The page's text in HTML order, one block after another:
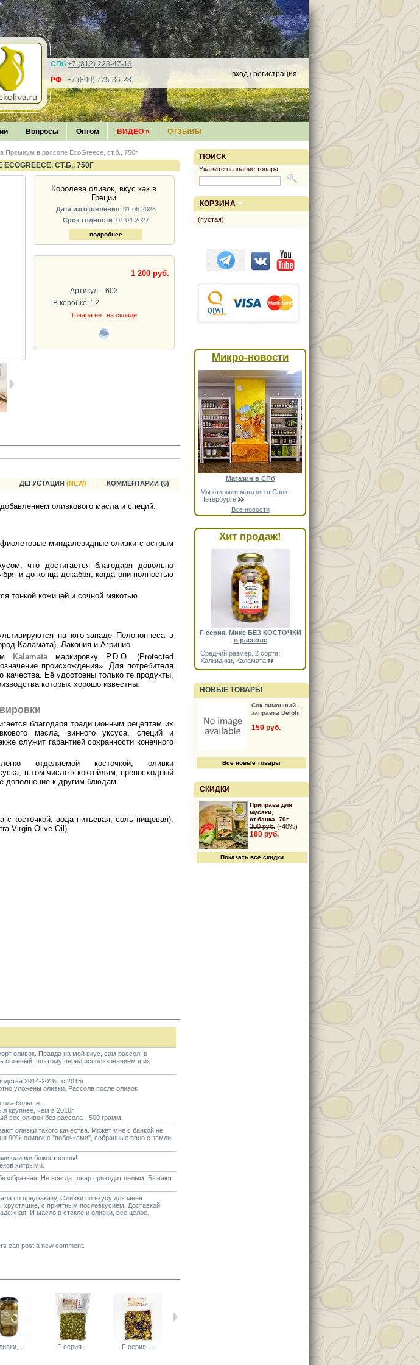
СПб +7 (812) 223-47-13
РФ +7 (800) 775-36-28
вход / регистрация
Вопросы Оптом ВИДЕО » ОТЗЫВЫ
Премиум в рассоле EcoGreece, ст.б., 750г
СТ.Б., 750Г
Королева оливок, вкус как в
Греции
Дата изготовления: 01.06.2026
Срок годности: 01.04.2027
подробнее
1 200 руб.
Артикул:
603
В коробке: 12
Товара нет на складе
ДЕГУСТАЦИЯ (NEW) КОММЕНТАРИИ (6)
оливкового масла и специй.
миндалевидные оливки с острым
что достигается благодаря довольно
и до конца декабря, когда они полностью
тонкой кожицей и сочной мякотью.
на юго-западе Пелопоннеса в
Каламата), Лакония и Агринио.
Kalamataмаркировку P.D.O. (Protected
происхождения». Для потребителя
качества. Её удостоены только те продукты,
которых хорошо известны.
благодаря традиционным рецептам их
масла, винного уксуса, специй и
служит гарантией сохранности конечного
отделяемой косточкой, оливки
в том числе к коктейлям, превосходный
дополнение к другим блюдам.
косточкой, вода питьевая, соль пищевая),
Virgin Olive Oil).
оливок. Правда на мой вкус, сам рассол, в
соленый, поэтому перед использованием я их
2014-2016г. с 2015г.
уложены оливки. Рассола после оливок
больше.
крупнее, чем в 2016г.
вес оливок без рассола - 500 грамм.
оливки такого качества. Может мне с банкой не
90% оливок с "побочками", собранные явно с земли
оливки божественны!
хитрыми.
Не всегда товар приходит целым. Бывают
по предзаказу. Оливки по вкусу для меня
с приятным послевкусием. Доставкой
И масло в стекле и оливки, все целое.
can post a new comment.
Г-серия.... Г-серия.... Микс из... Г-серия....
ПОИСК
Укажите название товара
КОРЗИНА
(пустая)
Микро-новости
Магазин в СПб
Мы открыли магазин в Санкт-
Петербурге
Все новости
Хит продаж!
Г-серия. Микс БЕЗ КОСТОЧКИ
в рассоле
Средний размер. 2 сорта:
Халкидики, Каламата
НОВЫЕ ТОВАРЫ
Сок лимонный -
заправка Delphi
150 руб.
Все новые товары
СКИДКИ
Приправа для
мусаки,
ст.банка, 70г
300 руб. (-40%)
180 руб.
Показать все скидки